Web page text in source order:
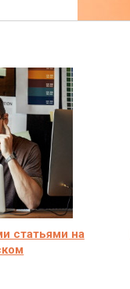
статьями на